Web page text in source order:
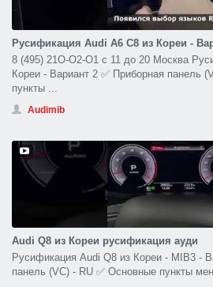
Русификация Audi A6 С8 из Кореи -
8 (495) 21O-O2-O1 с 11 до 20 Москва
Кореи - Вариант 2 ✅ Приборная панель
пункты ...
Audimib
Audi Q8 из Кореи русификация ауди
Русификация Audi Q8 из Кореи - MIB3 -
панель (VC) - RU ✅ Основные пункты